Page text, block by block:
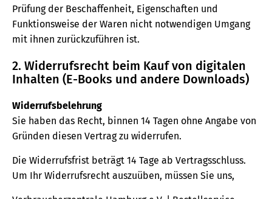
Prüfung der Beschaffenheit, Eigenschaften und
Funktionsweise der Waren nicht notwendigen Umgang
mit ihnen zurückzuführen ist.
2. Widerrufsrecht beim Kauf von digitalen
Inhalten (E-Books und andere Downloads)
Widerrufsbelehrung
Sie haben das Recht, binnen 14 Tagen ohne Angabe von
Gründen diesen Vertrag zu widerrufen.
Die Widerrufsfrist beträgt 14 Tage ab Vertragsschluss.
Um Ihr Widerrufsrecht auszuüben, müssen Sie uns,